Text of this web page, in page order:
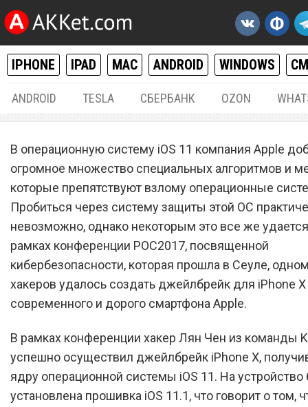
IPHONE IPAD MAC ANDROID WINDOWS
ANDROID TESLA СБЕРБАНК OZON
Специально для iPhone X
создан джейлбрейк,
сломал систему защиты
В операционную систему iOS 11 компания Apple
огромное множество специальных алгоритмов и
которые препятствуют взлому операционные
Пробиться через систему защиты этой ОС
невозможно, однако некоторым это все же
рамках конференции POC2017, посвященной
кибербезопасности, которая прошла в Сеуле,
хакеров удалось создать джейлбрейк для iPhone
современного и дорого смартфона Apple.
В рамках конференции хакер Лян Чен из команды
успешно осуществил джейлбрейк iPhone X,
ядру операционной системы iOS 11. На
установлена прошивка iOS 11.1, что говорит о том,